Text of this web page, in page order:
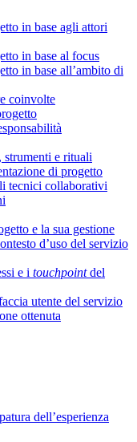
in base agli attori
in base al focus
in base all’ambito di
coinvolte
strumenti e rituali
di progetto
tecnici collaborativi
e la sua gestione
d’uso del servizio
e i touchpointdel
utente del servizio
ottenuta
dell’esperienza